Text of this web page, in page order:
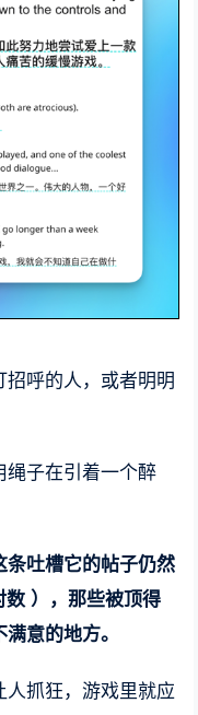
呼的人，或者明明
绳子在引着一个醉
条吐槽它的帖子仍然
数 ），那些被顶得
意的地方。
人抓狂，游戏里就应